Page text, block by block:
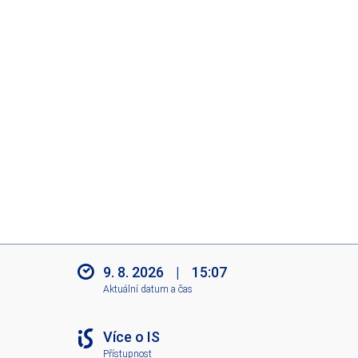
9. 8. 2026 | 15:07
Aktuální datum a čas
Více o IS
Přístupnost